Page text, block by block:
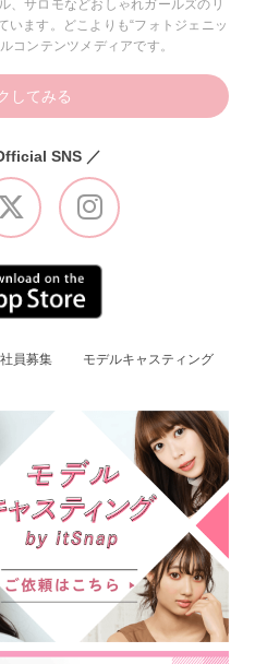
、サロモなどおしゃれガールズのリ
います。どこよりも“フォトジェニッ
コンテンツメディアです。
してみる
SNS ／
社員募集 モデルキャスティング